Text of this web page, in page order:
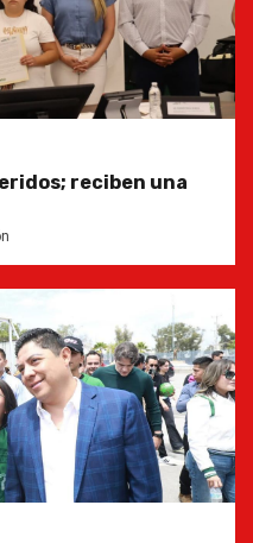
reciben una